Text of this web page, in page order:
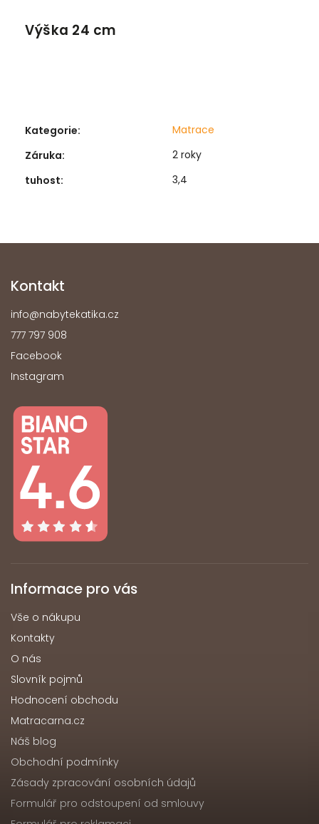
Výška 24 cm
Kategorie:
Matrace
Záruka:
2 roky
tuhost: 3,4
Kontakt
info@nabytekatika.cz
777 797 908
Facebook
Instagram
Informace pro vás
Vše o nákupu
Kontakty
O nás
Slovník pojmů
Hodnocení obchodu
Matracarna.cz
Náš blog
Obchodní podmínky
Zásady zpracování osobních údajů
Formulář pro odstoupení od smlouvy